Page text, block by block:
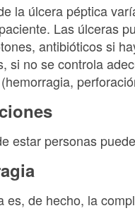
la úlcera péptica
Las úlceras
antibióticos si
si no se controla
estar personas
es, de hecho, la